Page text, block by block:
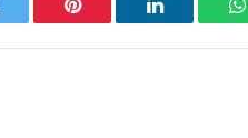
Pinterest LinkedIn